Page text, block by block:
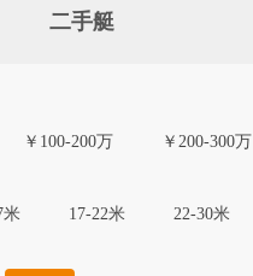
二手艇
￥100-200万 ￥200-300万
米 17-22米 22-30米